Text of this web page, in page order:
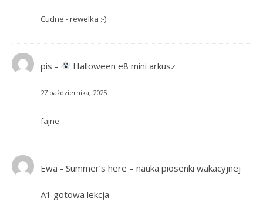
Cudne - rewelka :-)
pis - Halloween e8 mini arkusz
27 października, 2025
fajne
Ewa - Summer’s here – nauka piosenki wakacyjnej
A1 gotowa lekcja